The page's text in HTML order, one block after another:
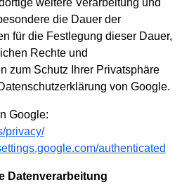
die Dauer der
für die Festlegung dieser Dauer,
Rechte und
zum Schutz Ihrer Privatsphäre
von Google.
Google:
privacy/
authenticated
Datenverarbeitung